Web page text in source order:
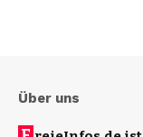
Über uns